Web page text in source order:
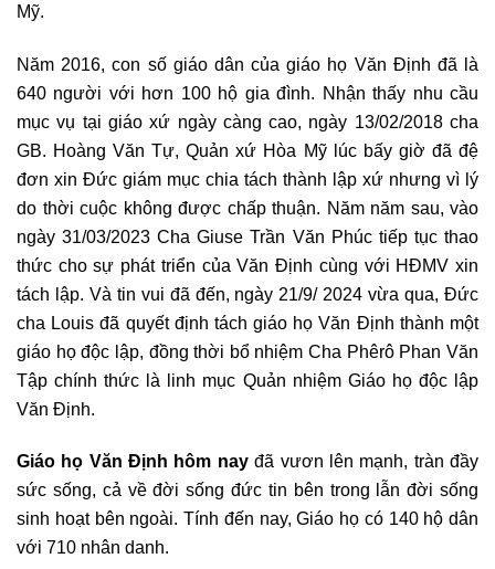
Mỹ.
Năm 2016, con số giáo dân của giáo họ Văn Định đã là
640 người với hơn 100 hộ gia đình. Nhận thấy nhu cầu
mục vụ tại giáo xứ ngày càng cao, ngày 13/02/2018 cha
GB. Hoàng Văn Tự, Quản xứ Hòa Mỹ lúc bấy giờ đã đệ
đơn xin Đức giám mục chia tách thành lập xứ nhưng vì lý
do thời cuộc không được chấp thuận. Năm năm sau, vào
ngày 31/03/2023 Cha Giuse Trần Văn Phúc tiếp tục thao
thức cho sự phát triển của Văn Định cùng với HĐMV xin
tách lập. Và tin vui đã đến, ngày 21/9/ 2024 vừa qua, Đức
cha Louis đã quyết định tách giáo họ Văn Định thành một
giáo họ độc lập, đồng thời bổ nhiệm Cha Phêrô Phan Văn
Tập chính thức là linh mục Quản nhiệm Giáo họ độc lập
Văn Định.
Giáo họ Văn Định hôm nayđã vươn lên mạnh, tràn đầy
sức sống, cả về đời sống đức tin bên trong lẫn đời sống
sinh hoạt bên ngoài. Tính đến nay, Giáo họ có 140 hộ dân
với 710 nhân danh.